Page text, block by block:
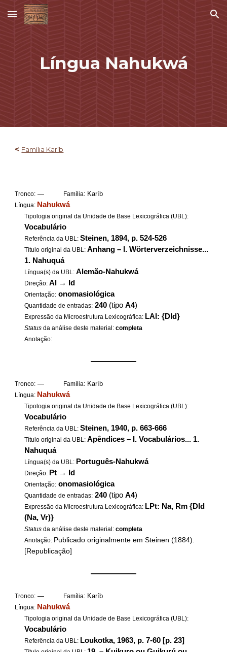
Skip to main content Skip to navigation
Língua Nahukwá
< Família Karíb
Tronco: — Família: Karíb
Língua: Nahukwá
Tipologia original da Unidade de Base Lexicográfica (UBL):
Vocabulário
Referência da UBL:Steinen, 1894, p. 524-526
Título original da UBL:Anhang – I. Wörterverzeichnisse...
1. Nahuquá
Língua(s) da UBL:Alemão-Nahukwá
Direção:Al → Id
Orientação: onomasiológica
Quantidade de entradas: 240 (tipoA4)
Expressão da Microestrutura Lexicográfica: LAl: {DId}
Status da análise deste material:completa
Anotação:
——————
Tronco: — Família: Karíb
Língua: Nahukwá
Tipologia original da Unidade de Base Lexicográfica (UBL):
Vocabulário
Referência da UBL:Steinen, 1940, p. 663-666
Título original da UBL:Apêndices – I. Vocabulários... 1.
Nahuquá
Língua(s) da UBL: Português-Nahukwá
Direção: Pt → Id
Orientação: onomasiológica
Quantidade de entradas: 240 (tipoA4)
Expressão da Microestrutura Lexicográfica: LPt: Na, Rm {DId
(Na, Vr)}
Status da análise deste material:completa
Anotação: Publicado originalmente em Steinen (1884).
[Republicação]
——————
Tronco: — Família: Karíb
Língua: Nahukwá
Tipologia original da Unidade de Base Lexicográfica (UBL):
Vocabulário
Referência da UBL: Loukotka, 1963, p. 7-60 [p. 23]